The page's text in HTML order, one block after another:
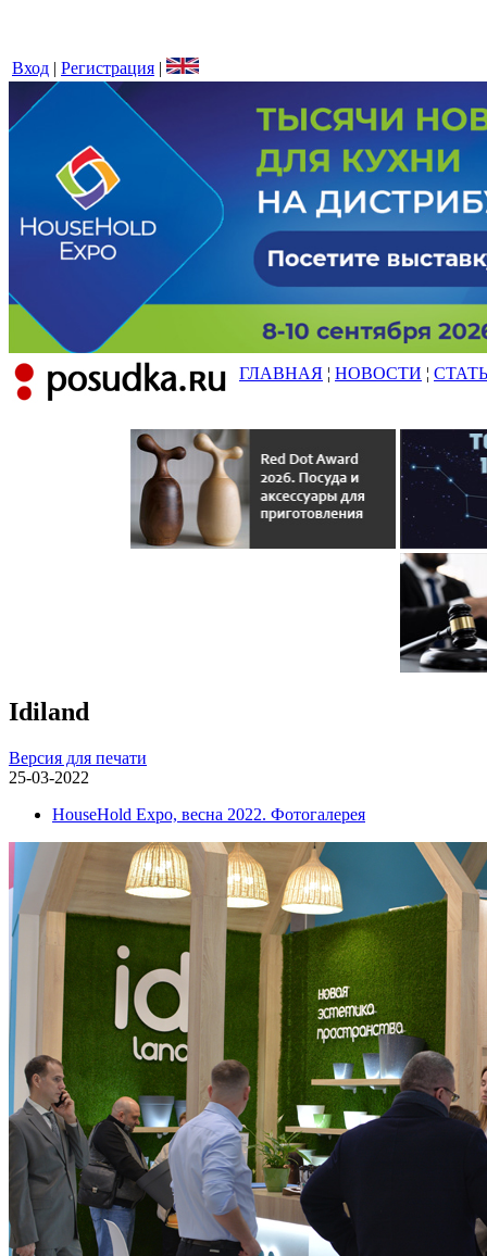
Вход | Регистрация |
ГЛАВНАЯ ¦ НОВОСТИ ¦
Idiland
Версия для печати
25-03-2022
HouseHold Expo, весна 2022. Фотогалерея